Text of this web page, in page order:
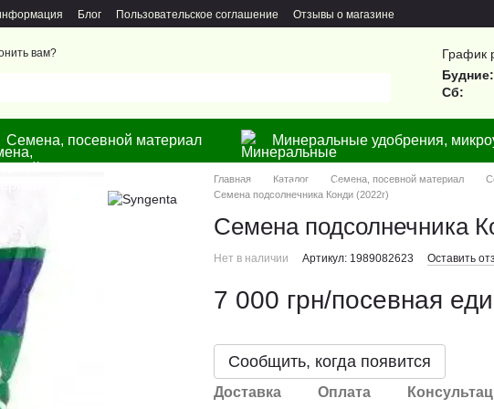
Блог Пользовательское соглашение Отзывы о магазине
вам?
График
Будние:
Сб:
Семена, посевной материал Минеральные удобрения,
Главная Каталог Семена, посевной материал
Семена подсолнечника Конди (2022г)
Семена подсолнечника
Нет в наличии Артикул: 1989082623 Оставить
7 000 грн/посевная
Сообщить, когда появится
Доставка Оплата